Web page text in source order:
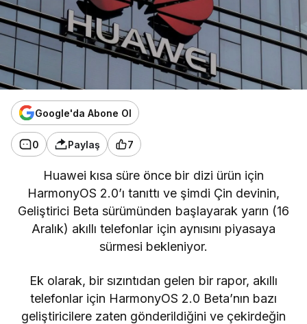
Google'da Abone Ol
0 Paylaş 7
Huawei kısa süre önce bir dizi ürün için
HarmonyOS 2.0’ı tanıttı ve şimdi Çin devinin,
Geliştirici Beta sürümünden başlayarak yarın (16
Aralık) akıllı telefonlar için aynısını piyasaya
sürmesi bekleniyor.
Ek olarak, bir sızıntıdan gelen bir rapor, akıllı
telefonlar için HarmonyOS 2.0 Beta’nın bazı
geliştiricilere zaten gönderildiğini ve çekirdeğin